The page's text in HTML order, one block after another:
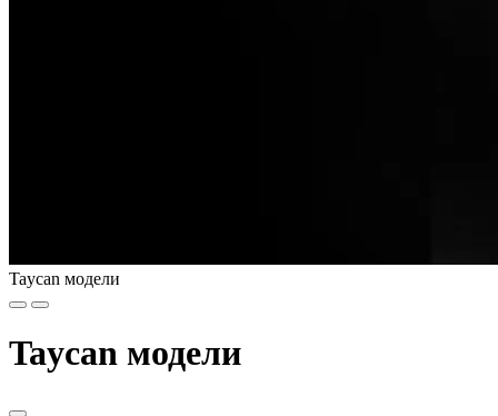
Taycan модели
Taycan модели